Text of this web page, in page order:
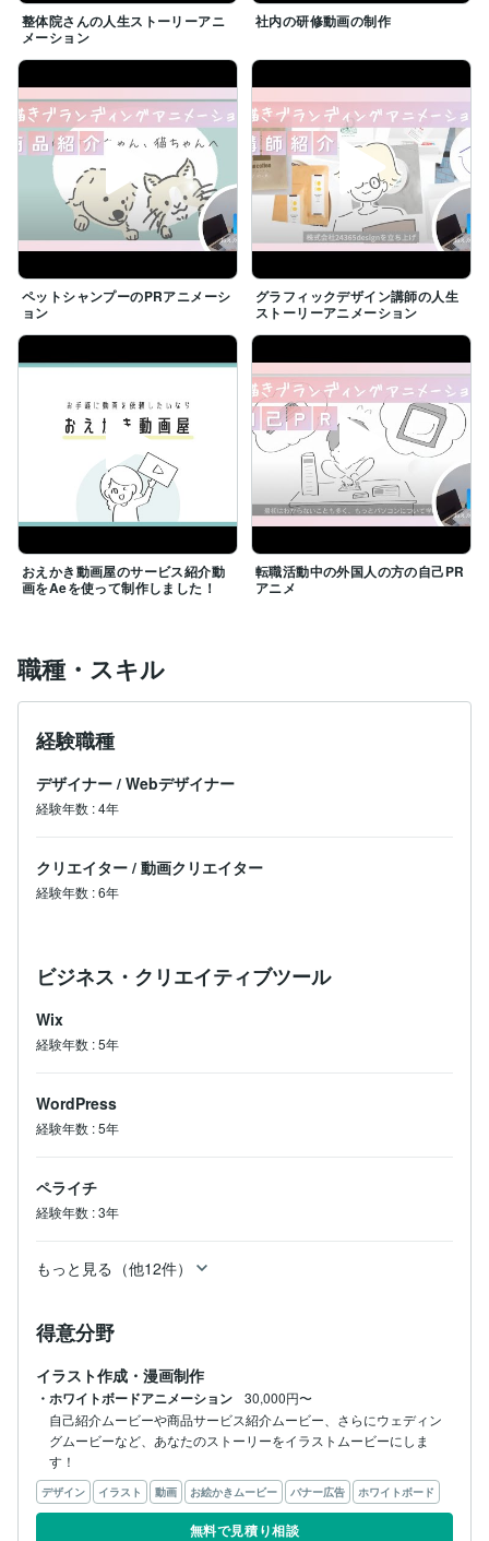
整体院さんの人生ストーリーアニ
メーション
社内の研修動画の制作
ペットシャンプーのPRアニメーシ
ョン
グラフィックデザイン講師の人生
ストーリーアニメーション
おえかき動画屋のサービス紹介動
画をAeを使って制作しました！
転職活動中の外国人の方の自己PR
アニメ
職種・スキル
経験職種
デザイナー / Webデザイナー
経験年数 :4年
クリエイター / 動画クリエイター
経験年数 :6年
ビジネス・クリエイティブツール
Wix
経験年数 :5年
WordPress
経験年数 :5年
ペライチ
経験年数 :3年
もっと見る（他12件）
得意分野
イラスト作成・漫画制作
・ホワイトボードアニメーション
30,000円〜
自己紹介ムービーや商品サービス紹介ムービー、さらにウェディン
グムービーなど、あなたのストーリーをイラストムービーにしま
す！
デザイン イラスト 動画 お絵かきムービー バナー広告 ホワイトボード
無料で見積り相談